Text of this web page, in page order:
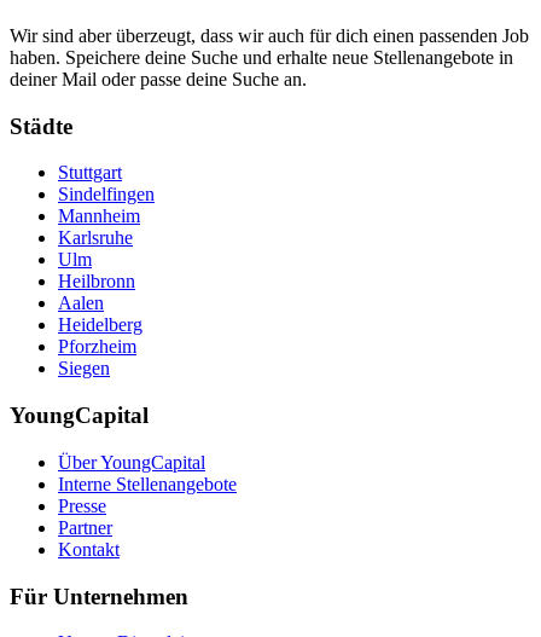
Wir sind aber überzeugt, dass wir auch für dich einen passenden Job
haben. Speichere deine Suche und erhalte neue Stellenangebote in
deiner Mail oder passe deine Suche an.
Städte
Stuttgart
Sindelfingen
Mannheim
Karlsruhe
Ulm
Heilbronn
Aalen
Heidelberg
Pforzheim
Siegen
YoungCapital
Über YoungCapital
Interne Stellenangebote
Presse
Partner
Kontakt
Für Unternehmen